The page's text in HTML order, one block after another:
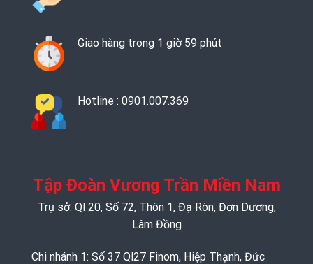
Giao hàng trong 1 giờ 59 phút
Hotline : 0901.007.369
Tập Đoàn Vương Trần Miền Nam
Trụ sở: Ql 20, Số 72, Thôn 1, Đạ Ròn, Đơn Dương,
Lâm Đồng
Chi nhánh 1: Số 37 Ql27 Finom, Hiệp Thạnh, Đức